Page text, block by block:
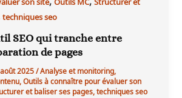
techniques seo
SEO qui tranche entre
de pages
2025/Analyse et monitoring,
,Outils à connaître pour évaluer son
et baliser ses pages,techniques seo